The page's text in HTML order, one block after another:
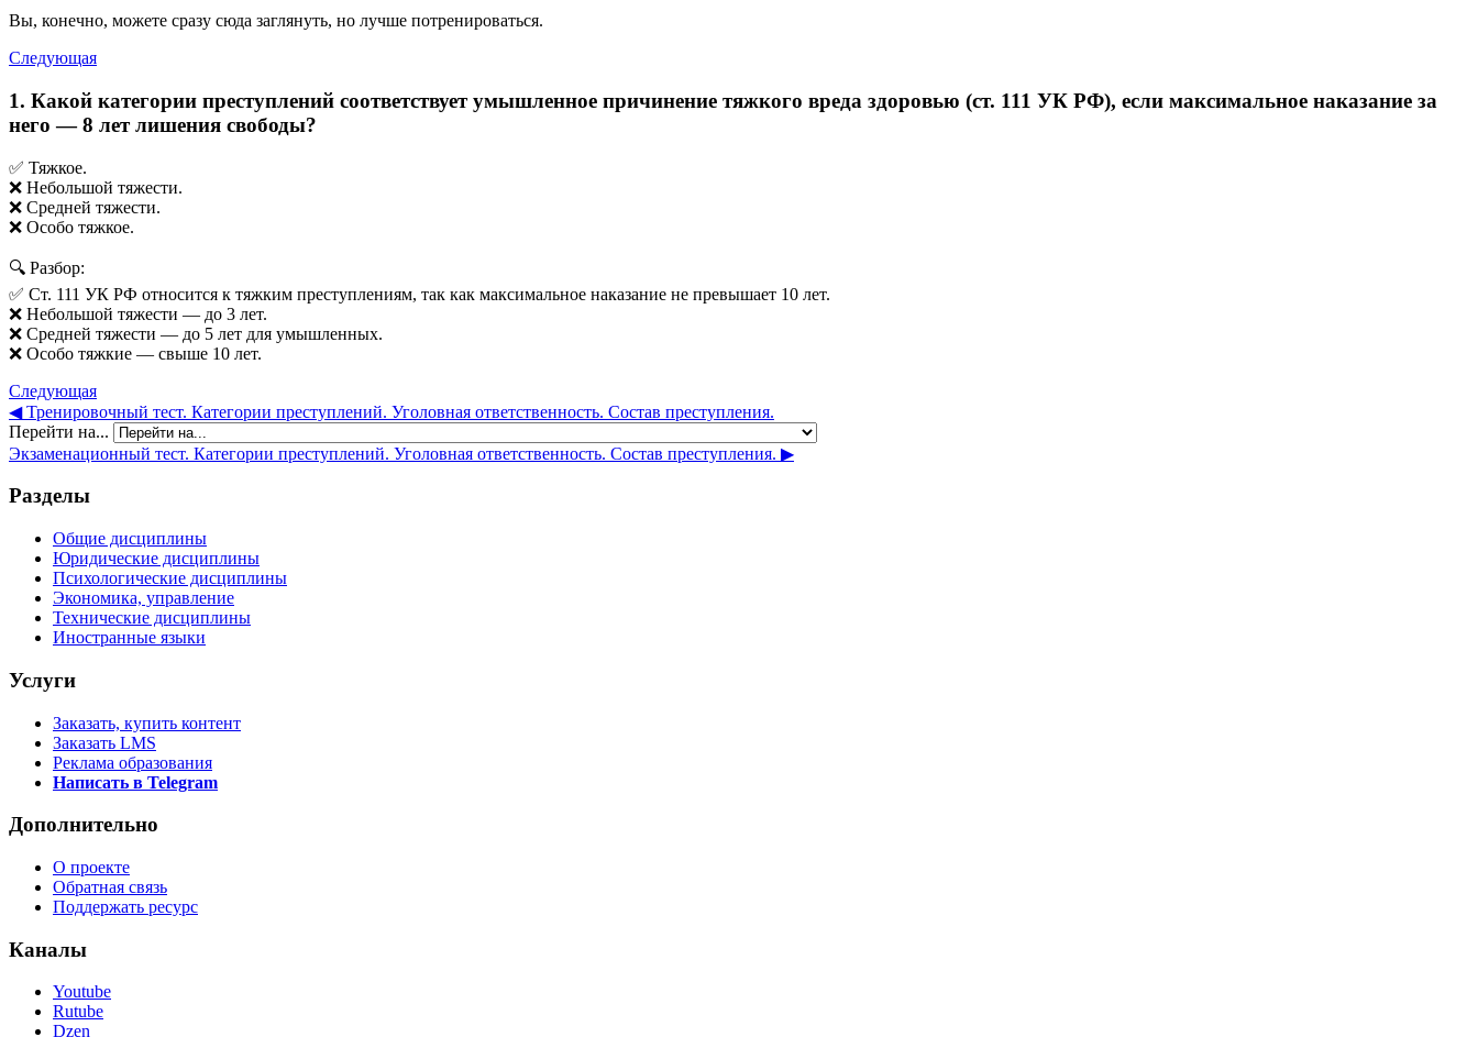
Вы, конечно, можете сразу сюда заглянуть, но лучше потренироваться.
Следующая
1. Какой категории преступлений соответствует умышленное причинение тяжкого вреда здоровью (ст. 111 УК РФ), если максимальное наказание за
него — 8 лет лишения свободы?
✅ Тяжкое.
❌ Небольшой тяжести.
❌ Средней тяжести.
❌ Особо тяжкое.
🔍 Разбор:
✅ Ст. 111 УК РФ относится к тяжким преступлениям, так как максимальное наказание не превышает 10 лет.
❌ Небольшой тяжести — до 3 лет.
❌ Средней тяжести — до 5 лет для умышленных.
❌ Особо тяжкие — свыше 10 лет.
Следующая
◀︎ Тренировочный тест. Категории преступлений. Уголовная ответственность. Состав преступления.
Перейти на...
Экзаменационный тест. Категории преступлений. Уголовная ответственность. Состав преступления. ▶︎
Разделы
Общие дисциплины
Юридические дисциплины
Психологические дисциплины
Экономика, управление
Технические дисциплины
Иностранные языки
Услуги
Заказать, купить контент
Заказать LMS
Реклама образования
Написать в Telegram
Дополнительно
О проекте
Обратная связь
Поддержать ресурс
Каналы
Youtube
Rutube
Dzen